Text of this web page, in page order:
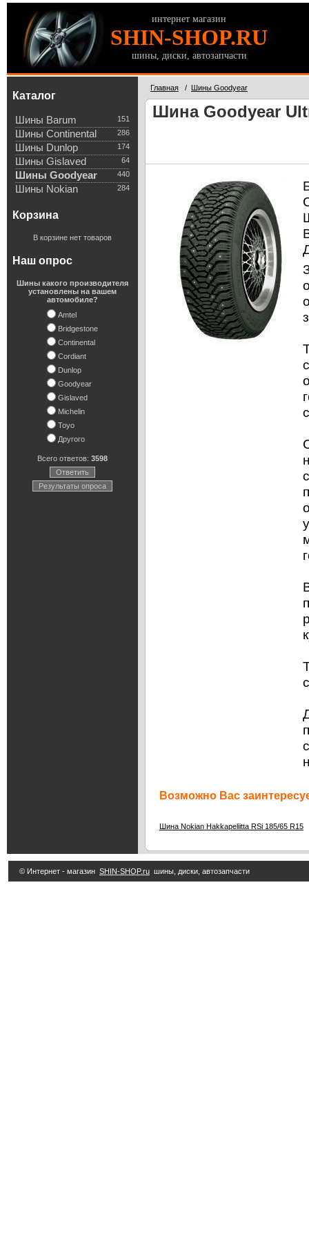
интернет магазин
SHIN-SHOP.RU
шины, диски, автозапчасти
Каталог
151
Шины Barum
286
Шины Continental
174
Шины Dunlop
64
Шины Gislaved
440
Шины Goodyear
284
Шины Nokian
Корзина
В корзине нет товаров
Наш опрос
Шины какого производителя
установлены на вашем
автомобиле?
Amtel
Bridgestone
Continental
Cordiant
Dunlop
Goodyear
Gislaved
Michelin
Toyo
Другого
Всего ответов: 3598
Ответить
Результаты опроса
Главная / Шины Goodyear
Шина Goodyear
Возможно Вас
Шина Nokian Hakkapeliitta RSi 185/65 R15
© Интернет - магазин SHIN-SHOP.ru шины, диски, автозапчасти